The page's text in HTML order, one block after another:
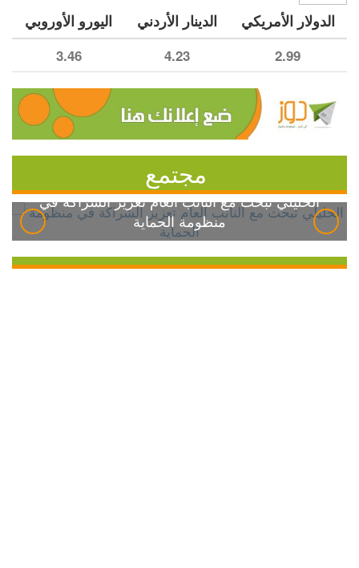
الدولار الأمريكي الدينار الأردني اليورو الأوروبي
2.99
4.23
3.46
مجتمع
الخليلي تبحث مع النائب العام تعزيز الشراكة في
منظومة الحماية